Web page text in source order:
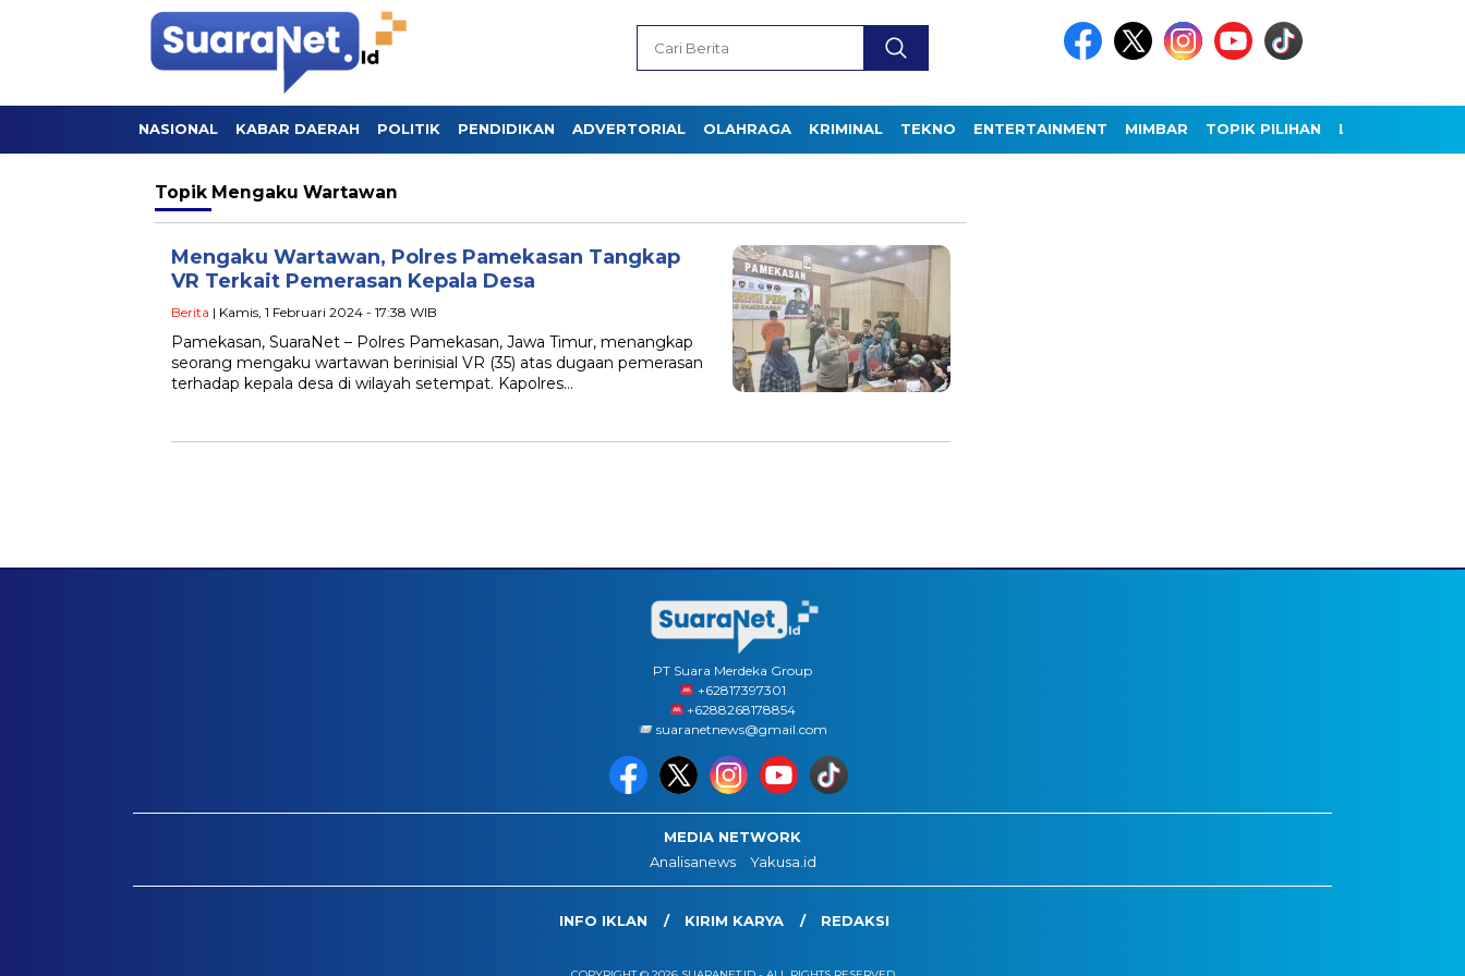
NASIONAL KABAR DAERAH POLITIK PENDIDIKAN ADVERTORIAL OLAHRAGA KRIMINAL TEKNO ENTERTAINMENT MIMBAR TOPIK PILIHAN LAINNYA
Topik Mengaku Wartawan
Mengaku Wartawan, Polres Pamekasan Tangkap
VR Terkait Pemerasan Kepala Desa
Berita | Kamis, 1 Februari 2024 - 17:38 WIB
Pamekasan, SuaraNet – Polres Pamekasan, Jawa Timur, menangkap
seorang mengaku wartawan berinisial VR (35) atas dugaan pemerasan
terhadap kepala desa di wilayah setempat. Kapolres…
PT Suara Merdeka Group
‪+62817397301
+6288268178854
suaranetnews@gmail.com
MEDIA NETWORK
Analisanews
Yakusa.id
INFO IKLAN KIRIM KARYA REDAKSI